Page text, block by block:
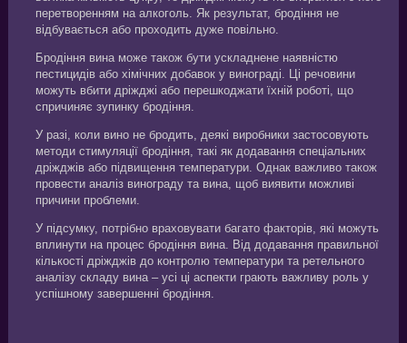
перетворенням на алкоголь. Як результат, бродіння не
відбувається або проходить дуже повільно.
Бродіння вина може також бути ускладнене наявністю
пестицидів або хімічних добавок у винограді. Ці речовини
можуть вбити дріжджі або перешкоджати їхній роботі, що
спричиняє зупинку бродіння.
У разі, коли вино не бродить, деякі виробники застосовують
методи стимуляції бродіння, такі як додавання спеціальних
дріжджів або підвищення температури. Однак важливо також
провести аналіз винограду та вина, щоб виявити можливі
причини проблеми.
У підсумку, потрібно враховувати багато факторів, які можуть
вплинути на процес бродіння вина. Від додавання правильної
кількості дріжджів до контролю температури та ретельного
аналізу складу вина – усі ці аспекти грають важливу роль у
успішному завершенні бродіння.